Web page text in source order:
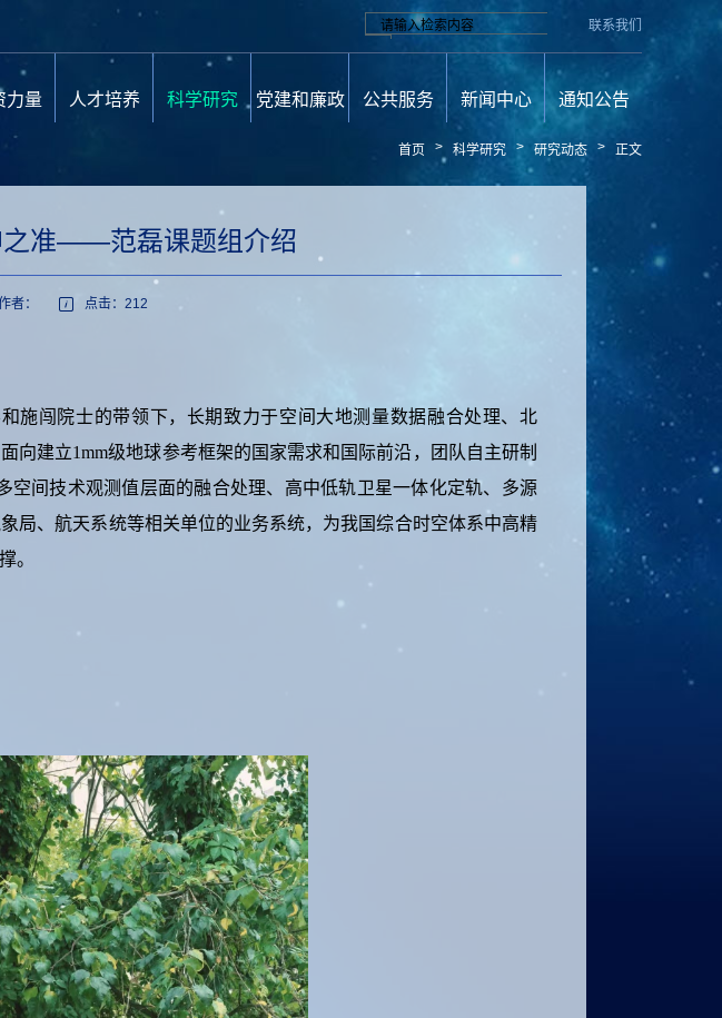
联系我们
力量 人才培养 科学研究 党建和廉政 公共服务 新闻中心 通知公告
首页 > 科学研究 > 研究动态 > 正文
之准——范磊课题组介绍
者： 点击： 212
施闯院士的带领下，长期致力于空间大地测量数据融合处理、北
向建立1mm级地球参考框架的国家需求和国际前沿，团队自主研制
间技术观测值层面的融合处理、高中低轨卫星一体化定轨、多源
局、航天系统等相关单位的业务系统，为我国综合时空体系中高精
。